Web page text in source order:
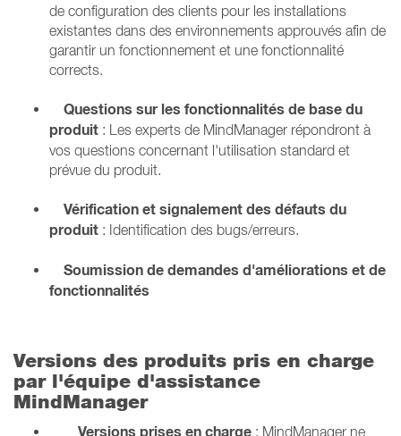
de configuration des clients pour les installations
existantes dans des environnements approuvés afin de
garantir un fonctionnement et une fonctionnalité
corrects.
Questions sur les fonctionnalités de base du
produit : Les experts de MindManager répondront à
vos questions concernant l'utilisation standard et
prévue du produit.
Vérification et signalement des défauts du
produit : Identification des bugs/erreurs.
Soumission de demandes d'améliorations et de
fonctionnalités
Versions des produits pris en charge
par l'équipe d'assistance
MindManager
Versions prises en charge : MindManager ne